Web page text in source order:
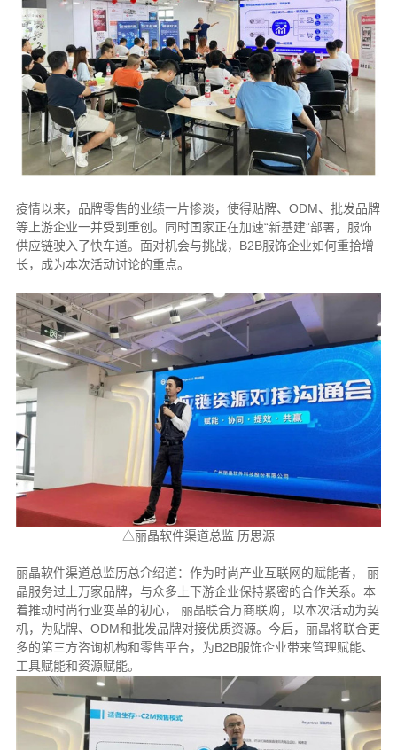
疫情以来，品牌零售的业绩一片惨淡，使得贴牌、ODM、批发品牌
等上游企业一并受到重创。同时国家正在加速“新基建”部署，服饰
供应链驶入了快车道。面对机会与挑战，B2B服饰企业如何重拾增
长，成为本次活动讨论的重点。
△丽晶软件渠道总监 历思源
丽晶软件渠道总监历总介绍道：作为时尚产业互联网的赋能者， 丽
晶服务过上万家品牌，与众多上下游企业保持紧密的合作关系。本
着推动时尚行业变革的初心， 丽晶联合万商联购，以本次活动为契
机，为贴牌、ODM和批发品牌对接优质资源。今后，丽晶将联合更
多的第三方咨询机构和零售平台，为B2B服饰企业带来管理赋能、
工具赋能和资源赋能。